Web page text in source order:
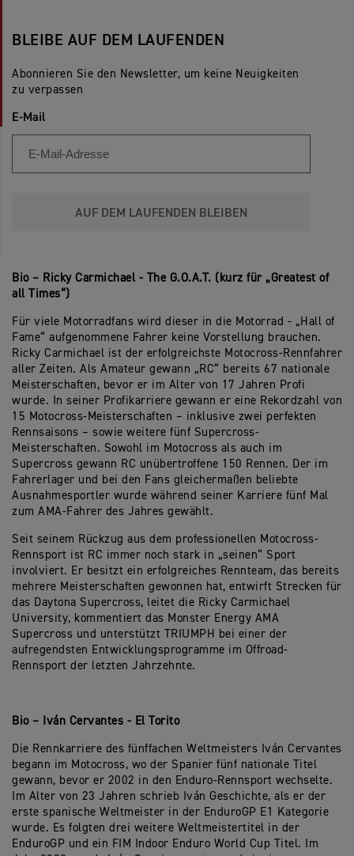
BLEIBE AUF DEM LAUFENDEN
Abonnieren Sie den Newsletter, um keine Neuigkeiten
zu verpassen
E-Mail
AUF DEM LAUFENDEN BLEIBEN
Bio – Ricky Carmichael - The G.O.A.T. (kurz für „Greatest of
all Times“)
Für viele Motorradfans wird dieser in die Motorrad - „Hall of
Fame“ aufgenommene Fahrer keine Vorstellung brauchen.
Ricky Carmichael ist der erfolgreichste Motocross-Rennfahrer
aller Zeiten. Als Amateur gewann „RC“ bereits 67 nationale
Meisterschaften, bevor er im Alter von 17 Jahren Profi
wurde. In seiner Profikarriere gewann er eine Rekordzahl von
15 Motocross-Meisterschaften – inklusive zwei perfekten
Rennsaisons – sowie weitere fünf Supercross-
Meisterschaften. Sowohl im Motocross als auch im
Supercross gewann RC unübertroffene 150 Rennen. Der im
Fahrerlager und bei den Fans gleichermaßen beliebte
Ausnahmesportler wurde während seiner Karriere fünf Mal
zum AMA-Fahrer des Jahres gewählt.
Seit seinem Rückzug aus dem professionellen Motocross-
Rennsport ist RC immer noch stark in „seinen“ Sport
involviert. Er besitzt ein erfolgreiches Rennteam, das bereits
mehrere Meisterschaften gewonnen hat, entwirft Strecken für
das Daytona Supercross, leitet die Ricky Carmichael
University, kommentiert das Monster Energy AMA
Supercross und unterstützt TRIUMPH bei einer der
aufregendsten Entwicklungsprogramme im Offroad-
Rennsport der letzten Jahrzehnte.
Bio – Iván Cervantes - El Torito
Die Rennkarriere des fünffachen Weltmeisters Iván Cervantes
begann im Motocross, wo der Spanier fünf nationale Titel
gewann, bevor er 2002 in den Enduro-Rennsport wechselte.
Im Alter von 23 Jahren schrieb Iván Geschichte, als er der
erste spanische Weltmeister in der EnduroGP E1 Kategorie
wurde. Es folgten drei weitere Weltmeistertitel in der
EnduroGP und ein FIM Indoor Enduro World Cup Titel. Im